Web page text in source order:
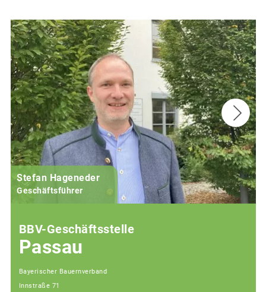
Stefan Hageneder
Geschäftsführer
BBV-Geschäftsstelle
Passau
Bayerischer Bauernverband
Innstraße 71